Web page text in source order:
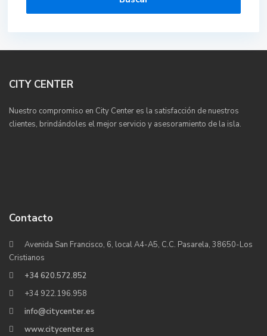
CITY CENTER
Nuestro compromiso en City Center es la satisfacción de nuestros
clientes, brindándoles el mejor servicio y asesoramiento de la isla.
Contacto
Avenida San Francisco, 6, local A4-A5, C.C. Pasarela, 38650-Los
Cristianos
+34 620.572.852
+34 922.196.958
info@citycenter.es
www.citycenter.es